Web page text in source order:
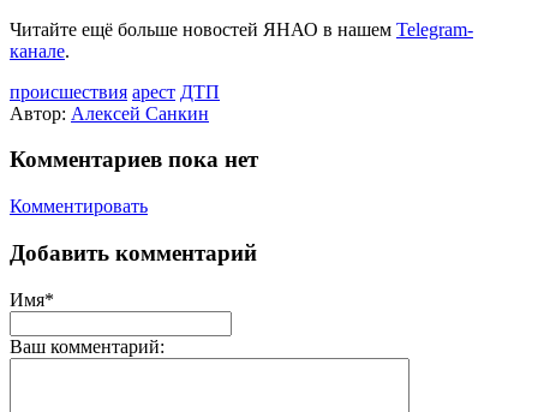
Читайте ещё больше новостей ЯНАО в нашем Telegram-
канале.
происшествия арест ДТП
Автор: Алексей Санкин
Комментариев пока нет
Комментировать
Добавить комментарий
Имя*
Ваш комментарий: